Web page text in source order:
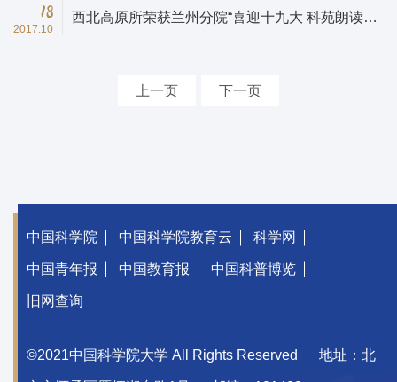
18
2017.10
西北高原所荣获兰州分院“喜迎十九大 科苑朗读
上一页 下一页
中国科学院 中国科学院教育云 科学网
中国青年报 中国教育报 中国科普博览
旧网查询
©2021中国科学院大学 All Rights Reserved 地址：北